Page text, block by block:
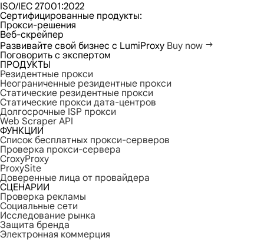
ISO/IEC 27001:2022
Сертифицированные продукты:
Прокси-решения
Веб-скрейпер
Развивайте свой бизнес с LumiProxy Buy now
Поговорить с экспертом
ПРОДУКТЫ
Резидентные прокси
Неограниченные резидентные прокси
Статические резидентные прокси
Статические прокси дата-центров
Долгосрочные ISP прокси
Web Scraper API
ФУНКЦИИ
Список бесплатных прокси-серверов
Проверка прокси-сервера
CroxyProxy
ProxySite
Доверенные лица от провайдера
СЦЕНАРИИ
Проверка рекламы
Социальные сети
Исследование рынка
Защита бренда
Электронная коммерция